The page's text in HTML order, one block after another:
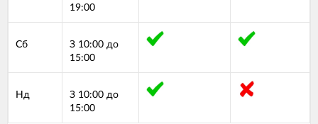
19:00
Сб
З 10:00 до
15:00
Нд
З 10:00 до
15:00